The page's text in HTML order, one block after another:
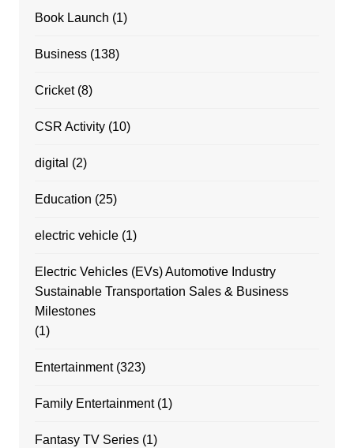
Book Launch (1)
Business(138)
Cricket(8)
CSR Activity(10)
digital (2)
Education (25)
electric vehicle(1)
Electric Vehicles (EVs) Automotive Industry
Sustainable Transportation Sales & Business
Milestones
(1)
Entertainment(323)
Family Entertainment(1)
Fantasy TV Series(1)